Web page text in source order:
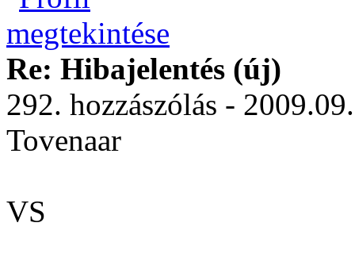
Re: Hibajelentés (új)
292. hozzászólás -
Tovenaar
VS